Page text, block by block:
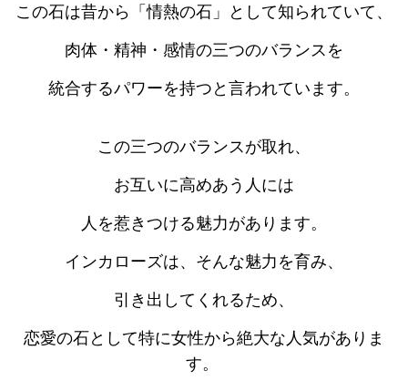
この石は昔から「情熱の石」として知られていて、
肉体・精神・感情の三つのバランスを
統合するパワーを持つと言われています。
この三つのバランスが取れ、
お互いに高めあう人には
人を惹きつける魅力があります。
インカローズは、そんな魅力を育み、
引き出してくれるため、
恋愛の石として特に女性から絶大な人気がありま
す。